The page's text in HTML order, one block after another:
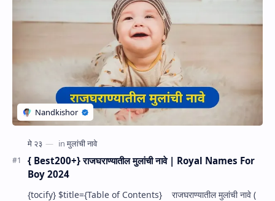
{ Best200+} राजघराण्यातील मुलांची नावे | Royal Names For
Boy 2024
{tocify} $title={Table of Contents} राजघराण्यातील मुलांची नावे (